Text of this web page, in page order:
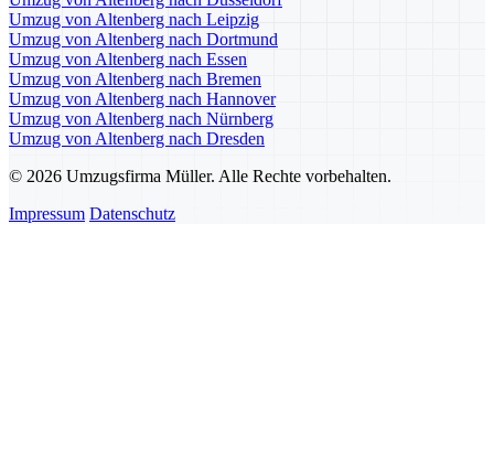
Umzug von Altenberg nach Leipzig
Umzug von Altenberg nach Dortmund
Umzug von Altenberg nach Essen
Umzug von Altenberg nach Bremen
Umzug von Altenberg nach Hannover
Umzug von Altenberg nach Nürnberg
Umzug von Altenberg nach Dresden
© 2026 Umzugsfirma Müller. Alle Rechte vorbehalten.
Impressum Datenschutz